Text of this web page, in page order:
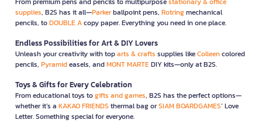
supplies, B2S has it all—Parkerballpoint pens, Rotringmechanical
pencils, toDOUBLE Acopy paper. Everything you need in one place.
Endless Possibilities for Art & DIY Lovers
Unleash your creativity with toparts & crafts supplies likeColleencolored
pencils, Pyramideasels, andMONT MARTEDIY kits—only at B2S.
Toys & Gifts for Every Celebration
From educational toys togifts and games, B2S has the perfect options—
whether it’s a KAKAO FRIENDS thermal bag orSIAM BOARDGAMES’ Love
Letter. Something special for everyone.